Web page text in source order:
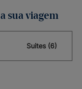
sua viagem
Suites (6)